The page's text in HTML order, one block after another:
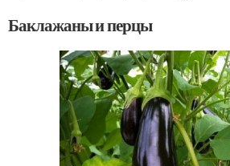
Баклажаны и перцы